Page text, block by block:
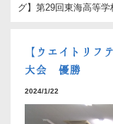
グ】第29回東海高等
【ウエイトリフ
大会 優勝
2024/1/22